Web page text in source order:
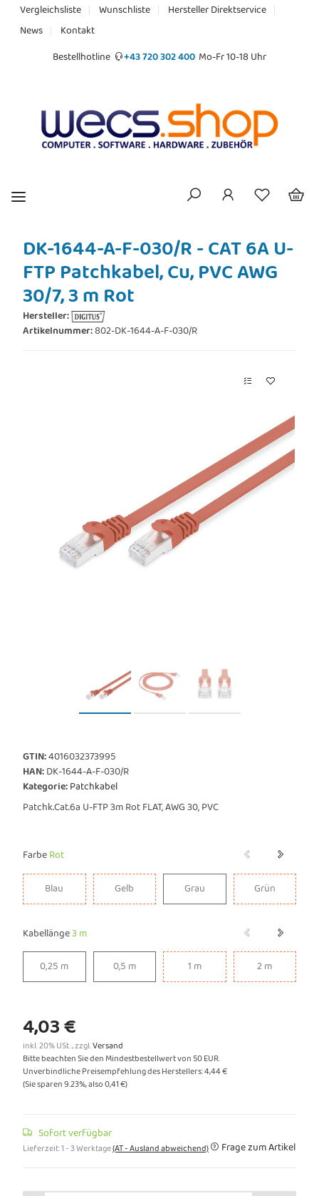
Vergleichsliste Wunschliste
Hersteller Direktservice
News
Kontakt
Bestellhotline
+43 720 302 400 Mo-Fr 10-18 Uhr
DK-1644-A-F-030/R - CAT 6A U-
FTP Patchkabel, Cu, PVC AWG
30/7, 3 m Rot
Hersteller:
Artikelnummer:802-DK-1644-A-F-030/R
GTIN:4016032373995
HAN:DK-1644-A-F-030/R
Kategorie:Patchkabel
Patchk.Cat.6a U-FTP 3m Rot FLAT, AWG 30, PVC
FarbeRot
Blau Gelb GrauGrau GrünGrün
Kabellänge3 m
0,25 m0,25 m 0,5 m0,5 m 1 m1 m 2 m2 m
4,03 €
inkl. 20% USt. , zzgl.Versand
Bitte beachten Sie den Mindestbestellwert von 50 EUR.
Unverbindliche Preisempfehlung des Herstellers:4,44 €
(Sie sparen9.23%, also0,41 €)
Sofort verfügbar
Lieferzeit:1 - 3 Werktage(AT - Ausland abweichend) Frage zum Artikel